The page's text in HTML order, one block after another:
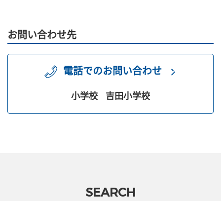
お問い合わせ先
電話でのお問い合わせ
小学校 吉田小学校
SEARCH